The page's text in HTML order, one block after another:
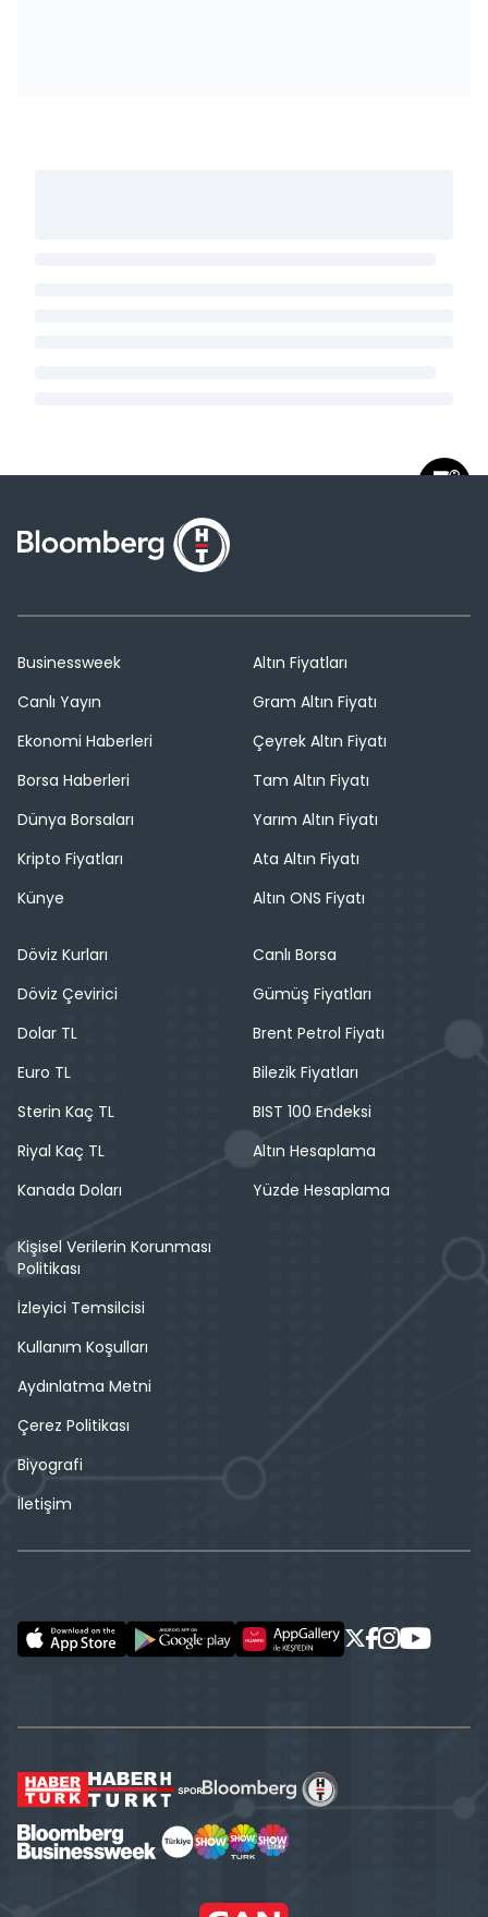
Businessweek
Canlı Yayın
Ekonomi Haberleri
Borsa Haberleri
Dünya Borsaları
Kripto Fiyatları
Künye
Altın Fiyatları
Gram Altın Fiyatı
Çeyrek Altın Fiyatı
Tam Altın Fiyatı
Yarım Altın Fiyatı
Ata Altın Fiyatı
Altın ONS Fiyatı
Döviz Kurları
Döviz Çevirici
Dolar TL
Euro TL
Sterin Kaç TL
Riyal Kaç TL
Kanada Doları
Canlı Borsa
Gümüş Fiyatları
Brent Petrol Fiyatı
Bilezik Fiyatları
BIST 100 Endeksi
Altın Hesaplama
Yüzde Hesaplama
Kişisel Verilerin Korunması
Politikası
İzleyici Temsilcisi
Kullanım Koşulları
Aydınlatma Metni
Çerez Politikası
Biyografi
İletişim